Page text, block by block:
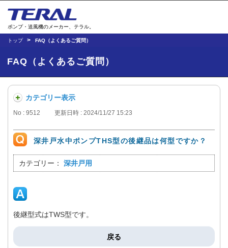
ポンプ・送風機のメーカー、テラル。
トップ FAQ（よくあるご質問）
FAQ（よくあるご質問）
カテゴリー表示
No : 9512 更新日時 : 2024/11/27 15:23
深井戸水中ポンプTHS型の後継品は何型ですか？
カテゴリー： 深井戸用
後継型式はTWS型です。
戻る